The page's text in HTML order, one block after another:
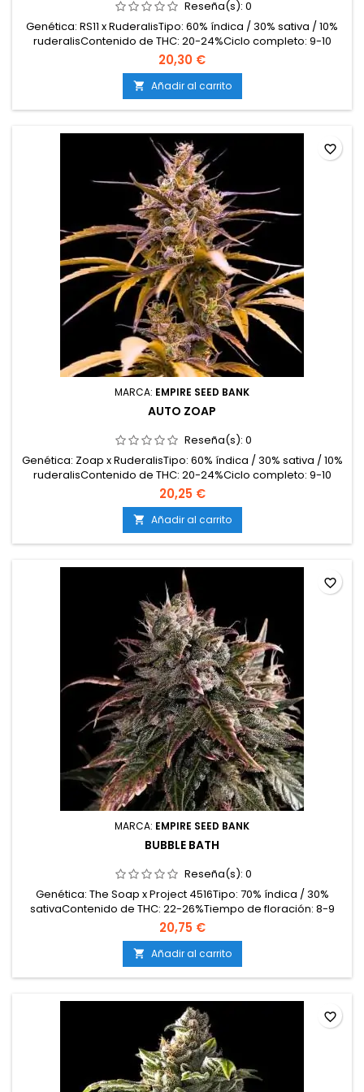
Reseña(s): 0
Genética: RS11 x RuderalisTipo: 60% índica / 30% sativa / 10%
ruderalisContenido de THC: 20-24%Ciclo completo: 9-10
semanas desde germinaciónProducción en interior: 450-
550 g/m²Producción en exterior: 70-130 g/plantaAltura: 70-
120 cm en interior y exteriorAromas y sabores: Dulces y
afrutados, con notas tropicales, cítricas, cremosas...
20,30 €
 Añadir al carrito
MARCA: EMPIRE SEED BANK
AUTO ZOAP
Reseña(s): 0
Genética: Zoap x RuderalisTipo: 60% índica / 30% sativa / 10%
ruderalisContenido de THC: 20-24%Ciclo completo: 9-10
semanas desde germinaciónProducción en interior: 450-
550 g/m²Producción en exterior: 70-130 g/plantaAltura: 70-
120 cm en interior y exteriorAromas y sabores: Dulces y
cremosos, con notas tropicales, afrutadas y un...
20,25 €
 Añadir al carrito
favorite_border
MARCA: EMPIRE SEED BANK
BUBBLE BATH
Reseña(s): 0
Genética: The Soap x Project 4516Tipo: 70% índica / 30%
sativaContenido de THC: 22-26%Tiempo de floración: 8-9
semanas en interiorProducción en interior: 500-600
g/m²Producción en exterior: 700-950 g/planta (lista a
principios-mediados de octubre)Altura: 110-150 cm en
interior; hasta 220 cm en exteriorAromas y sabores: Dulces
y...
20,75 €
 Añadir al carrito
favorite_border
favorite_border